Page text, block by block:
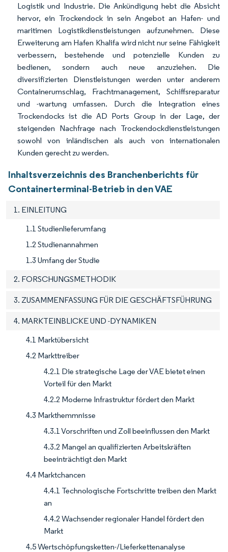
Logistik und Industrie. Die Ankündigung hebt die Absicht
hervor, ein Trockendock in sein Angebot an Hafen- und
maritimen Logistikdienstleistungen aufzunehmen. Diese
Erweiterung am Hafen Khalifa wird nicht nur seine Fähigkeit
verbessern, bestehende und potenzielle Kunden zu
bedienen, sondern auch neue anzuziehen. Die
diversifizierten Dienstleistungen werden unter anderem
Containerumschlag, Frachtmanagement, Schiffsreparatur
und -wartung umfassen. Durch die Integration eines
Trockendocks ist die AD Ports Group in der Lage, der
steigenden Nachfrage nach Trockendockdienstleistungen
sowohl von inländischen als auch von internationalen
Kunden gerecht zu werden.
Inhaltsverzeichnis des Branchenberichts für
Containerterminal-Betrieb in den VAE
1. EINLEITUNG
1.1 Studienlieferumfang
1.2 Studienannahmen
1.3 Umfang der Studie
2. FORSCHUNGSMETHODIK
3. ZUSAMMENFASSUNG FÜR DIE GESCHÄFTSFÜHRUNG
4. MARKTEINBLICKE UND -DYNAMIKEN
4.1 Marktübersicht
4.2 Markttreiber
4.2.1 Die strategische Lage der VAE bietet einen
Vorteil für den Markt
4.2.2 Moderne Infrastruktur fördert den Markt
4.3 Markthemmnisse
4.3.1 Vorschriften und Zoll beeinflussen den Markt
4.3.2 Mangel an qualifizierten Arbeitskräften
beeinträchtigt den Markt
4.4 Marktchancen
4.4.1 Technologische Fortschritte treiben den Markt
an
4.4.2 Wachsender regionaler Handel fördert den
Markt
4.5 Wertschöpfungsketten-/Lieferkettenanalyse